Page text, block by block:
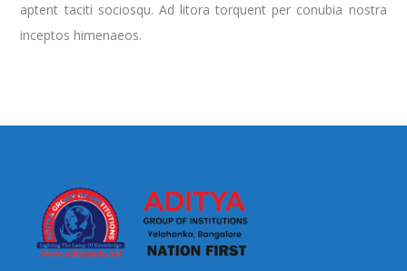
aptent taciti sociosqu. Ad litora torquent per conubia nostra
inceptos himenaeos.